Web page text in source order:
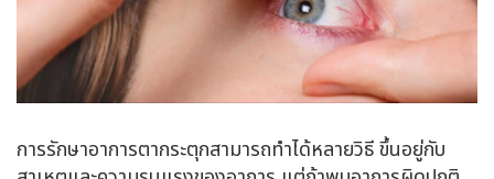
การรักษาอาการตากระตุกสามารถทำได้หลายวิธี ขึ้นอยู่กับ